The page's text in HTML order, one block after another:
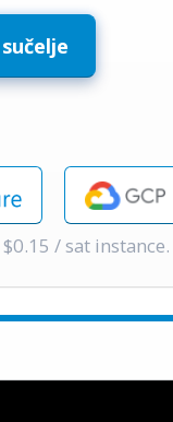
/ sat instance.